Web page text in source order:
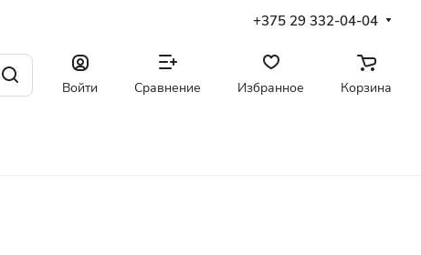
+375 29 332-04-04
Войти Сравнение Избранное Корзина